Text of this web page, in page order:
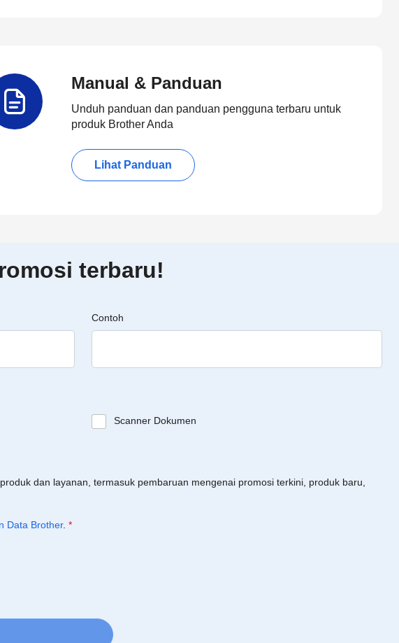
Manual & Panduan
Unduh panduan dan panduan pengguna terbaru untuk
produk Brother Anda
Lihat Panduan
terbaru!
Contoh
Scanner Dokumen
dan layanan, termasuk pembaruan mengenai promosi terkini, produk baru,
Data Brother. *